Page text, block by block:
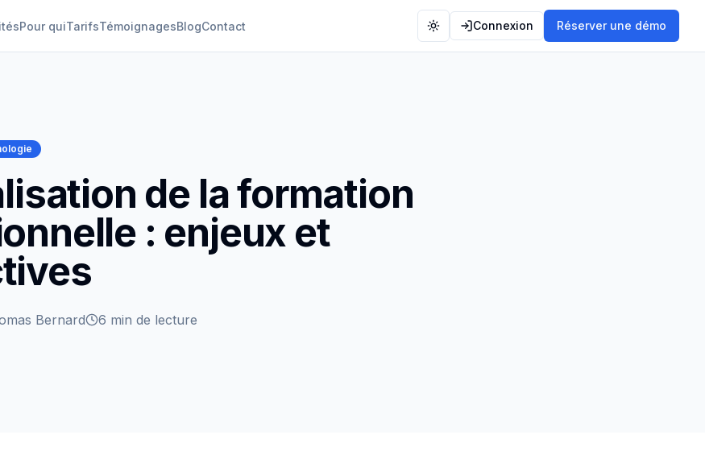
Pour quiTarifsTémoignagesBlogContact Toggle theme
Connexion Réserver une démo
de la formation
: enjeux et
Bernard 6 min de lecture